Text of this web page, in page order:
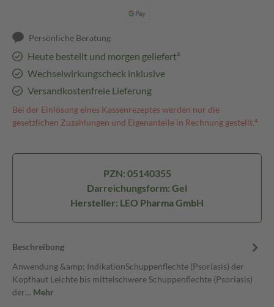
Persönliche Beratung
Heute bestellt und morgen geliefert³
Wechselwirkungscheck inklusive
Versandkostenfreie Lieferung
Bei der Einlösung eines Kassenrezeptes werden nur die
gesetzlichen Zuzahlungen und Eigenanteile in Rechnung gestellt.⁴
PZN: 05140355
Darreichungsform: Gel
Hersteller: LEO Pharma GmbH
Beschreibung
Anwendung &amp; IndikationSchuppenflechte (Psoriasis) der
Kopfhaut Leichte bis mittelschwere Schuppenflechte (Psoriasis)
der… Mehr